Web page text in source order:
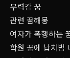
무력감 꿈
관련 꿈해몽
여자가 폭행하는
학원 꿈에 납치범